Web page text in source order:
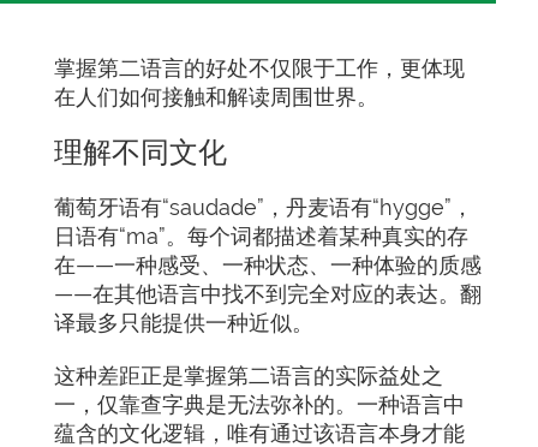
掌握第二语言的好处不仅限于工作，更体现
在人们如何接触和解读周围世界。
理解不同文化
葡萄牙语有“saudade”，丹麦语有“hygge”，
日语有“ma”。每个词都描述着某种真实的存
在——一种感受、一种状态、一种体验的质感
——在其他语言中找不到完全对应的表达。翻
译最多只能提供一种近似。
这种差距正是掌握第二语言的实际益处之
一，仅靠查字典是无法弥补的。一种语言中
蕴含的文化逻辑，唯有通过该语言本身才能